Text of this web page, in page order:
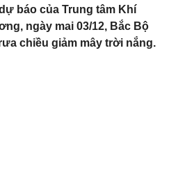
báo của Trung tâm Khí
ngày mai 03/12, Bắc Bộ
chiều giảm mây trời nắng.